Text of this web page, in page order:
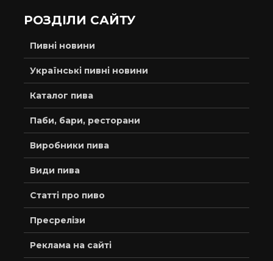
РОЗДІЛИ САЙТУ
Пивні новини
Українські пивні новини
Каталог пива
Паби, бари, ресторани
Виробники пива
Види пива
Статті про пиво
Пресрелізи
Реклама на сайті